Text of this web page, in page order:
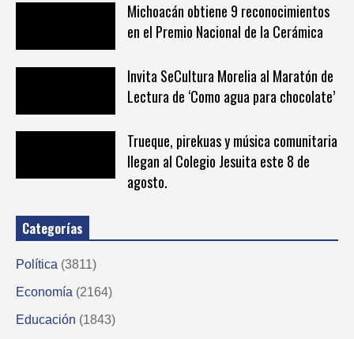
Michoacán obtiene 9 reconocimientos
en el Premio Nacional de la Cerámica
Invita SeCultura Morelia al Maratón de
Lectura de ‘Como agua para chocolate’
Trueque, pirekuas y música comunitaria
llegan al Colegio Jesuita este 8 de
agosto.
Categorías
Política (3811)
Economía (2164)
Educación (1843)